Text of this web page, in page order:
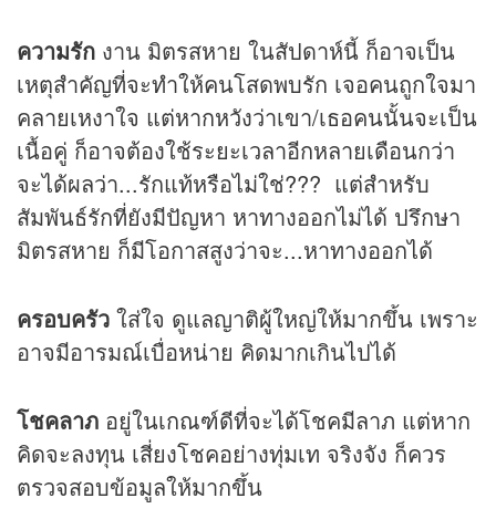
ความรัก งาน มิตรสหาย ในสัปดาห์นี้ ก็อาจเป็น
เหตุสำคัญที่จะทำให้คนโสดพบรัก เจอคนถูกใจมา
คลายเหงาใจ แต่หากหวังว่าเขา/เธอคนนั้นจะเป็น
เนื้อคู่ ก็อาจต้องใช้ระยะเวลาอีกหลายเดือนกว่า
จะได้ผลว่า...รักแท้หรือไม่ใช่??? แต่สำหรับ
สัมพันธ์รักที่ยังมีปัญหา หาทางออกไม่ได้ ปรึกษา
มิตรสหาย ก็มีโอกาสสูงว่าจะ...หาทางออกได้
ครอบครัว ใส่ใจ ดูแลญาติผู้ใหญ่ให้มากขึ้น เพราะ
อาจมีอารมณ์เบื่อหน่าย คิดมากเกินไปได้
โชคลาภ อยู่ในเกณฑ์ดีที่จะได้โชคมีลาภ แต่หาก
คิดจะลงทุน เสี่ยงโชคอย่างทุ่มเท จริงจัง ก็ควร
ตรวจสอบข้อมูลให้มากขึ้น